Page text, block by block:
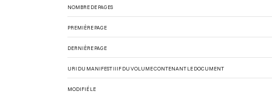
NOMBRE DE PAGES
PREMIÈRE PAGE
DERNIÈRE PAGE
URI DU MANIFEST IIIF DU VOLUME CONTENANT LE DOCUMENT
MODIFIÉ LE